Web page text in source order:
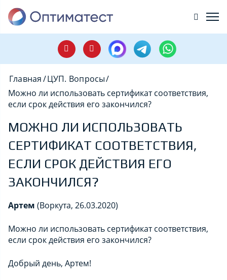
Главная/ЦУП. Вопросы/
Можно ли использовать сертификат соответствия,
если срок действия его закончился?
МОЖНО ЛИ ИСПОЛЬЗОВАТЬ
СЕРТИФИКАТ СООТВЕТСТВИЯ,
ЕСЛИ СРОК ДЕЙСТВИЯ ЕГО
ЗАКОНЧИЛСЯ?
Артем (Воркута, 26.03.2020)
Можно ли использовать сертификат соответствия,
если срок действия его закончился?
Добрый день, Артем!